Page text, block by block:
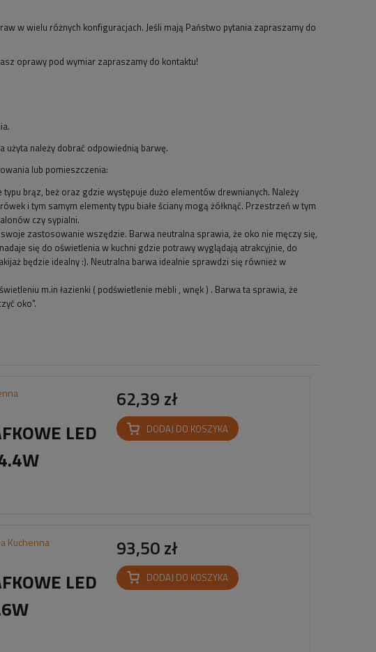
w wielu różnych konfiguracjach. Jeśli mają Państwo pytania zapraszamy do
oprawy pod wymiar zapraszamy do kontaktu!
użyta należy dobrać odpowiednią barwę.
lub pomieszczenia:
brąz, beż oraz gdzie występuje dużo elementów drewnianych. Należy
i tym samym elementy typu białe ściany mogą żółknąć. Przestrzeń w tym
czy sypialni.
zastosowanie wszędzie. Barwa neutralna sprawia, że oko nie męczy się,
się do oświetlenia w kuchni gdzie potrawy wyglądają atrakcyjnie, do
będzie idealny :). Neutralna barwa idealnie sprawdzi się również w
m.in łazienki ( podświetlenie mebli , wnęk ) . Barwa ta sprawia, że
oko".
LED
62,39 zł
DODAJ DO KOSZYKA
Kuchenna
LED
93,50 zł
DODAJ DO KOSZYKA